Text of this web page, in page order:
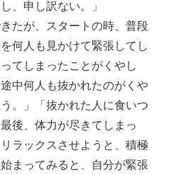
、申し訳ない。」
きたが、スタートの時、普段
何人も見かけて緊張してし
てしまったことがくやし
中何人も抜かれたのがくや
。」「抜かれた人に食いつ
後、体力が尽きてしまっ
ラックスさせようと、積極
まってみると、自分が緊張